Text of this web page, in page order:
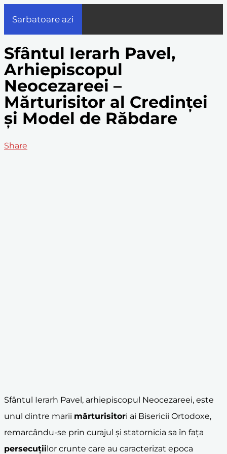
Sarbatoare azi
Sfântul Ierarh Pavel,
Arhiepiscopul
Neocezareei –
Mărturisitor al Credinței
și Model de Răbdare
Share
Sfântul Ierarh Pavel, arhiepiscopul Neocezareei, este
unul dintre marii mărturisitori ai Bisericii Ortodoxe,
remarcându-se prin curajul și statornicia sa în fața
persecuțiilor crunte care au caracterizat epoca